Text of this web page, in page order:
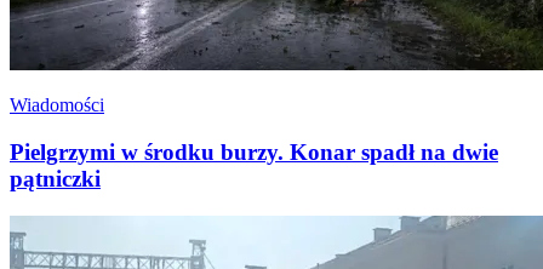
Wiadomości
Pielgrzymi w środku burzy. Konar spadł na dwie
pątniczki